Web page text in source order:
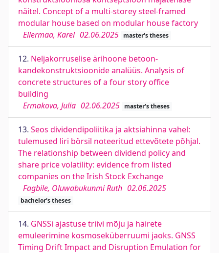
näitel. Concept of a multi-storey steel-framed
modular house based on modular house factory
Ellermaa, Karel 02.06.2025 master's theses
12. Neljakorruselise ärihoone betoon-
kandekonstruktsioonide analüüs. Analysis of
concrete structures of a four story office
building
Ermakova, Julia 02.06.2025 master's theses
13. Seos dividendipoliitika ja aktsiahinna vahel:
tulemused liri börsil noteeritud ettevõtete põhjal.
The relationship between dividend policy and
share price volatility: evidence from listed
companies on the Irish Stock Exchange
Fagbile, Oluwabukunmi Ruth 02.06.2025
bachelor's theses
14. GNSSi ajastuse triivi mõju ja häirete
emuleerimine kosmoseküberruumi jaoks. GNSS
Timing Drift Impact and Disruption Emulation for